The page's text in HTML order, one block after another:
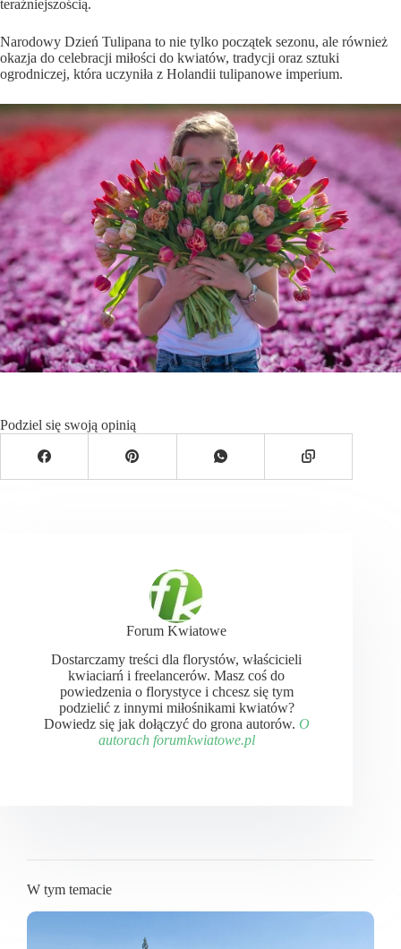
teraźniejszością.
Narodowy Dzień Tulipana to nie tylko początek sezonu, ale również
okazja do celebracji miłości do kwiatów, tradycji oraz sztuki
ogrodniczej, która uczyniła z Holandii tulipanowe imperium.
Podziel się swoją opinią
Forum Kwiatowe
Dostarczamy treści dla florystów, właścicieli
kwiaciarń i freelancerów. Masz coś do
powiedzenia o florystyce i chcesz się tym
podzielić z innymi miłośnikami kwiatów?
Dowiedz się jak dołączyć do grona autorów. O
autorach forumkwiatowe.pl
W tym temacie